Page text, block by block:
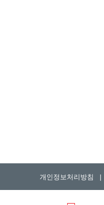
개인정보처리방침 |